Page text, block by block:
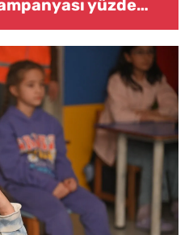
yüzde
ulaştı